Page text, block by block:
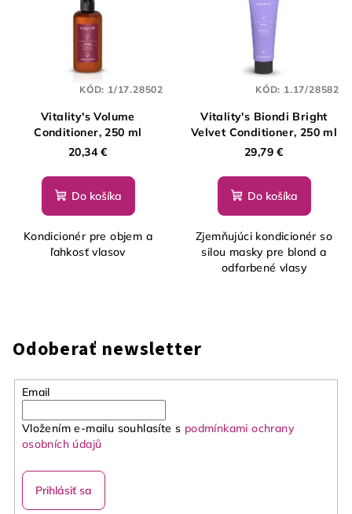
Vitality's Volume
Conditioner, 250 ml
20,34 €
Do košíka
Kondicionér pre objem a
ľahkosť vlasov
KÓD: 1/17.28502
Vitality's Biondi Bright
Velvet Conditioner, 250 ml
29,79 €
Do košíka
Zjemňujúci kondicionér so
silou masky pre blond a
odfarbené vlasy
KÓD: 1.17/28582
Odoberať newsletter
Email
Vložením e-mailu souhlasíte s podmínkami ochrany
osobních údajů
Prihlásiť sa